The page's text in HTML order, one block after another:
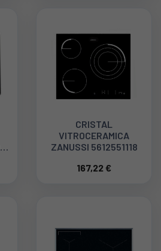
CRISTAL
VITROCERAMICA
ZANUSSI 5612551118
167,22 €